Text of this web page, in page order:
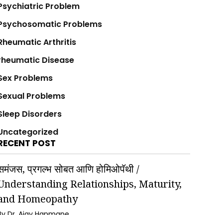
Problem
Problems
Arthritis
Disease
Problems
Problems
Disorders
POST
प्रगल्भ सोबत आणि होमिओपॅथी /
Relationships, Maturity,
Homeopathy